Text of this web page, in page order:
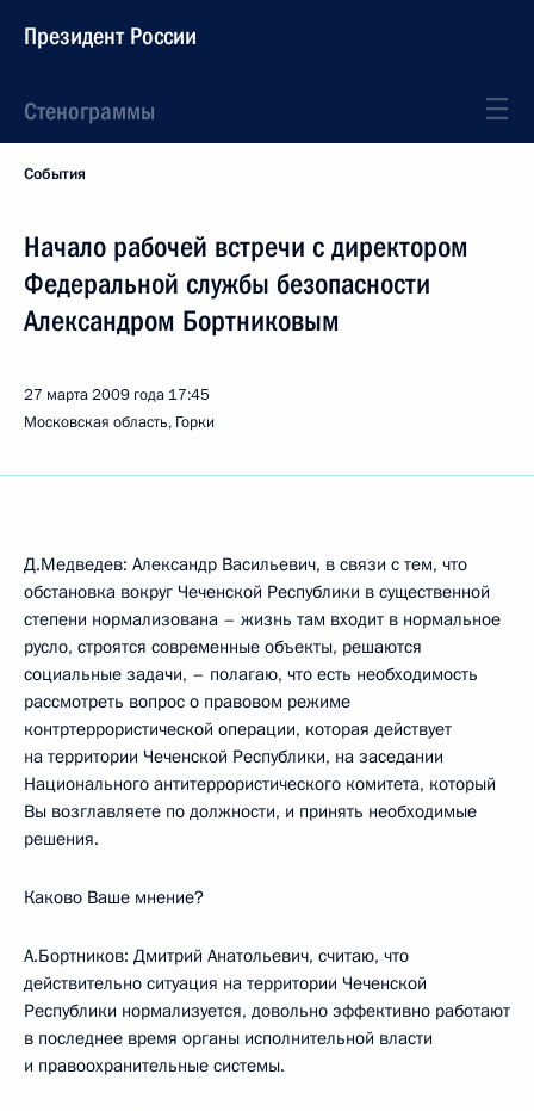
Президент России
Стенограммы
События
Начало рабочей встречи с директором
Федеральной службы безопасности
Александром Бортниковым
27 марта 2009 года 17:45
Московская область, Горки
Д.Медведев: Александр Васильевич, в связи с тем, что
обстановка вокруг Чеченской Республики в существенной
степени нормализована – жизнь там входит в нормальное
русло, строятся современные объекты, решаются
социальные задачи, – полагаю, что есть необходимость
рассмотреть вопрос о правовом режиме
контртеррористической операции, которая действует
на территории Чеченской Республики, на заседании
Национального антитеррористического комитета, который
Вы возглавляете по должности, и принять необходимые
решения.
Каково Ваше мнение?
А.Бортников: Дмитрий Анатольевич, считаю, что
действительно ситуация на территории Чеченской
Республики нормализуется, довольно эффективно работают
в последнее время органы исполнительной власти
и правоохранительные системы.